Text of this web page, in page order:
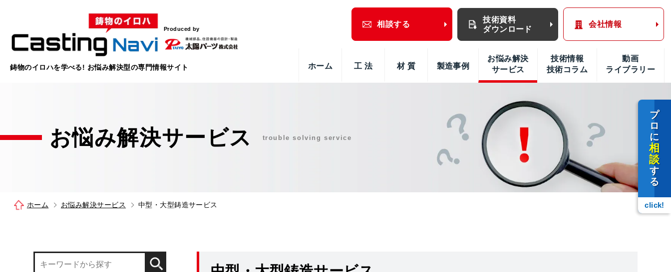
Produced by
鋳物のイロハを学べる! お悩み解決型の専門情報サイト
相談する
技術資料
ダウンロード
会社情報
ホーム 工 法 材 質 製造事例
お悩み解決
サービス
技術情報
技術コラム
動画
ライブラリー
お悩み解決サービス trouble solving service
ホーム お悩み解決サービス 中型・大型鋳造サービス
プ
ロ
に
相
談
す
る
click!